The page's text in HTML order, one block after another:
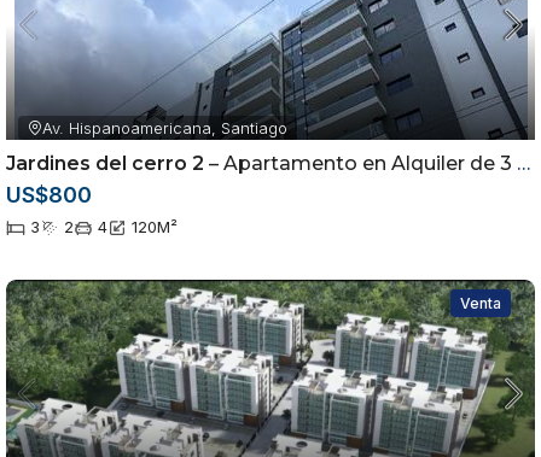
Av. Hispanoamericana, Santiago
Jardines del cerro 2 – Apartamento en Alquiler de 3 Habitaciones | Torre con Piscina |
US$800
3 2 4 120M²
Venta